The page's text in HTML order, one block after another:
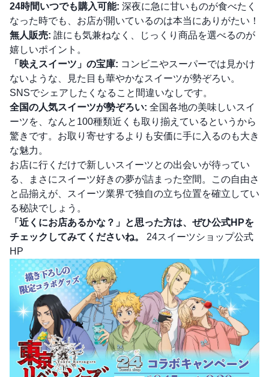
24時間いつでも購入可能: 深夜に急に甘いものが食べたく
なった時でも、お店が開いているのは本当にありがたい！
無人販売: 誰にも気兼ねなく、じっくり商品を選べるのが
嬉しいポイント。
「映えスイーツ」の宝庫: コンビニやスーパーでは見かけ
ないような、見た目も華やかなスイーツが勢ぞろい。
SNSでシェアしたくなること間違いなしです。
全国の人気スイーツが勢ぞろい: 全国各地の美味しいスイ
ーツを、なんと100種類近くも取り揃えているというから
驚きです。お取り寄せするよりも安価に手に入るのも大き
な魅力。
お店に行くだけで新しいスイーツとの出会いが待ってい
る、まさにスイーツ好きの夢が詰まった空間。この自由さ
と品揃えが、スイーツ業界で独自の立ち位置を確立してい
る秘訣でしょう。
「近くにお店あるかな？」と思った方は、ぜひ公式HPを
チェックしてみてくださいね。
24スイーツショップ公式
HP